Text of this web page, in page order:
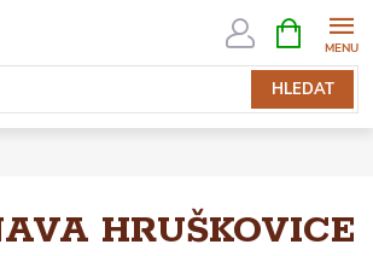
HLEDAT
NÁKUPNÍ
KOŠÍK
HRUŠKOVICE